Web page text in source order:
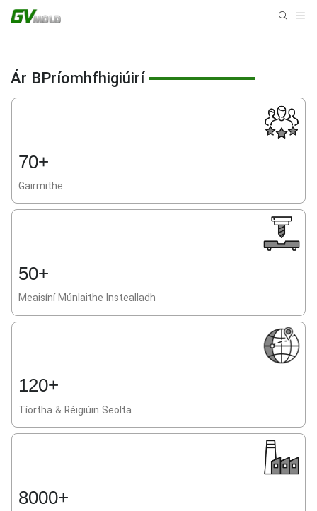
Ár BPríomhfhigiúirí
70+
Gairmithe
50+
Meaisíní Múnlaithe Instealladh
120+
Tíortha & Réigiúin Seolta
8000+